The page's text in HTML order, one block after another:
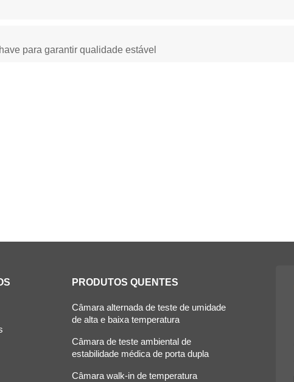
para garantir qualidade estável
PRODUTOS QUENTES
Câmara alternada de teste de umidade
de alta e baixa temperatura
Câmara de teste ambiental de
estabilidade médica de porta dupla
Câmara walk-in de temperatura